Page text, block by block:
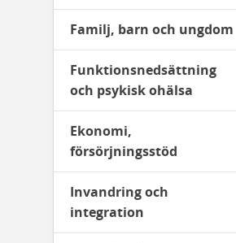
Familj, barn och ungdom
Funktionsnedsättning
och psykisk ohälsa
Ekonomi,
försörjningsstöd
Invandring och
integration